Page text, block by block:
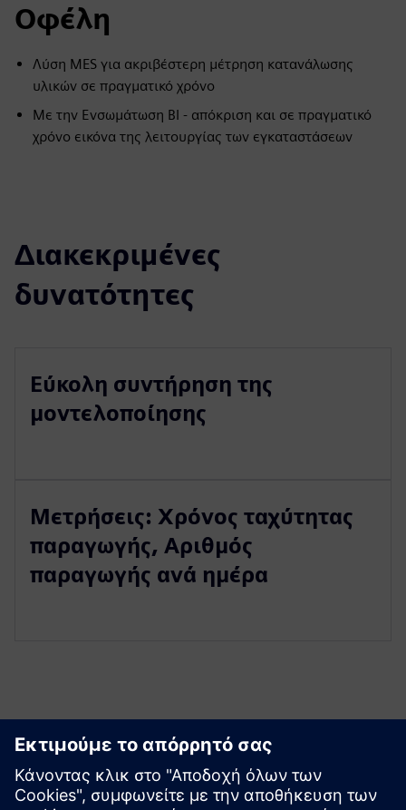
Οφέλη
Λύση MES για ακριβέστερη μέτρηση κατανάλωσης
υλικών σε πραγματικό χρόνο
Με την Ενσωμάτωση BI - απόκριση και σε πραγματικό
χρόνο εικόνα της λειτουργίας των εγκαταστάσεων
Διακεκριμένες
δυνατότητες
Εύκολη συντήρηση της
μοντελοποίησης
Μετρήσεις: Χρόνος ταχύτητας
παραγωγής, Αριθμός
παραγωγής ανά ημέρα
Εξερευνήστε πόρους και
σχετικά προϊόντα